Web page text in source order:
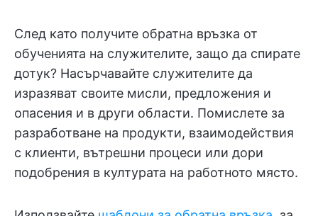
След като получите обратна връзка от
обученията на служителите, защо да спирате
дотук? Насърчавайте служителите да
изразяват своите мисли, предложения и
опасения и в други области. Помислете за
разработване на продукти, взаимодействия
с клиенти, вътрешни процеси или дори
подобрения в културата на работното място.